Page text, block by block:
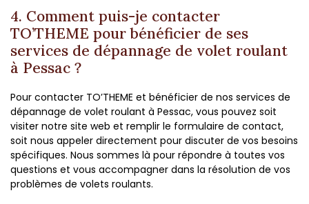
4. Comment puis-je contacter
TO’THEME pour bénéficier de ses
services de dépannage de volet roulant
à Pessac ?
Pour contacter TO’THEME et bénéficier de nos services de
dépannage de volet roulant à Pessac, vous pouvez soit
visiter notre site web et remplir le formulaire de contact,
soit nous appeler directement pour discuter de vos besoins
spécifiques. Nous sommes là pour répondre à toutes vos
questions et vous accompagner dans la résolution de vos
problèmes de volets roulants.